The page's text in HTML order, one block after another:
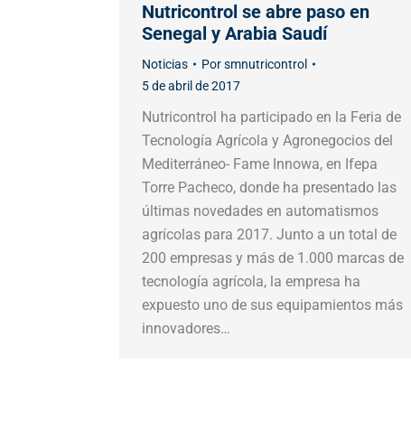
Nutricontrol se abre paso en
Senegal y Arabia Saudí
Noticias Porsmnutricontrol
5 de abril de 2017
Nutricontrol ha participado en la Feria de
Tecnología Agrícola y Agronegocios del
Mediterráneo- Fame Innowa, en Ifepa
Torre Pacheco, donde ha presentado las
últimas novedades en automatismos
agrícolas para 2017. Junto a un total de
200 empresas y más de 1.000 marcas de
tecnología agrícola, la empresa ha
expuesto uno de sus equipamientos más
innovadores…